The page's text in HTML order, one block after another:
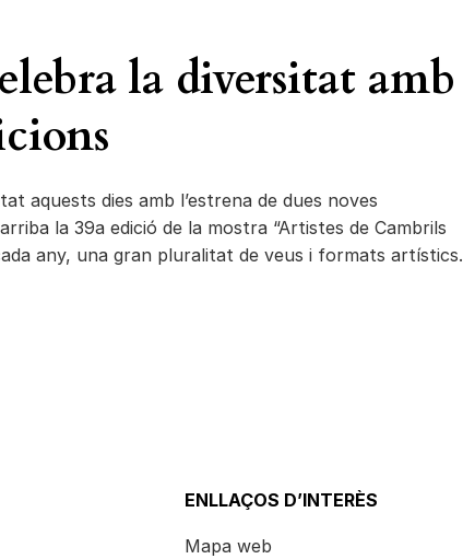
la diversitat amb
aquests dies amb l’estrena de dues noves
la 39a edició de la mostra “Artistes de Cambrils
any, una gran pluralitat de veus i formats artístics.
ENLLAÇOS D’INTERÈS
Mapa web